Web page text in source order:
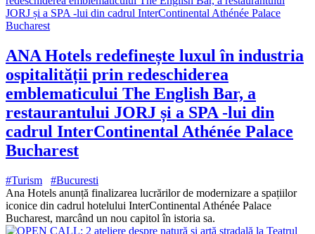
ANA Hotels redefinește luxul în industria
ospitalității prin redeschiderea
emblematicului The English Bar, a
restaurantului JORJ și a SPA -lui din
cadrul InterContinental Athénée Palace
Bucharest
#Turism
#Bucuresti
Ana Hotels anunță finalizarea lucrărilor de modernizare a spațiilor
iconice din cadrul hotelului InterContinental Athénée Palace
Bucharest, marcând un nou capitol în istoria sa.